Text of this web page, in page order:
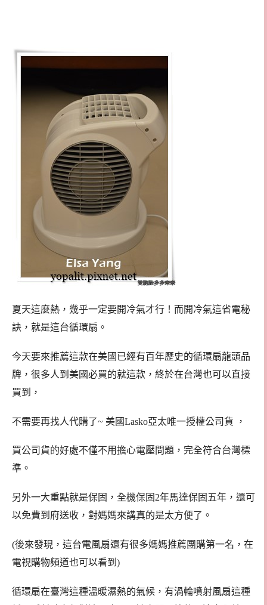
夏天這麼熱，幾乎一定要開冷氣才行！而開冷氣這省電秘
訣，就是這台循環扇。
今天要來推薦這款在美國已經有百年歷史的循環扇龍頭品
牌，很多人到美國必買的就這款，終於在台灣也可以直接
買到，
不需要再找人代購了~ 美國Lasko亞太唯一授權公司貨 ，
買公司貨的好處不僅不用擔心電壓問題，完全符合台灣標
準。
另外一大重點就是保固， 全機保固2年馬達保固五年，還可
以免費到府送收，對媽媽來講真的是太方便了。
(後來發現，這台電風扇還有很多媽媽推薦團購第一名，在
電視購物頻道也可以看到)
循環扇在臺灣這種溫暖濕熱的氣候，有渦輪噴射風扇這種